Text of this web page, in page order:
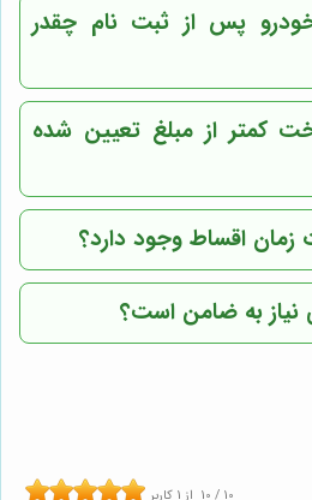
پس از ثبت نام چقدر
کمتر از مبلغ تعیین شده
زمان اقساط وجود دارد؟
نیاز به ضامن است؟
10 / 10 از 1 کاربر